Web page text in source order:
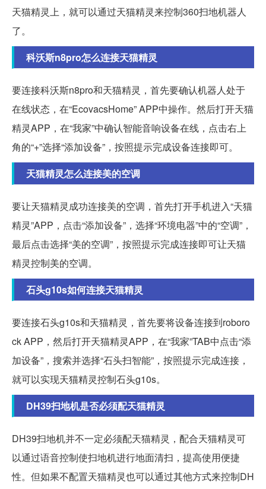
天猫精灵上，就可以通过天猫精灵来控制360扫地机器人
了。
科沃斯n8pro怎么连接天猫精灵
要连接科沃斯n8pro和天猫精灵，首先要确认机器人处于
在线状态，在“EcovacsHome” APP中操作。然后打开天猫
精灵APP，在“我家”中确认智能音响设备在线，点击右上
角的“+”选择“添加设备”，按照提示完成设备连接即可。
天猫精灵怎么连接美的空调
要让天猫精灵成功连接美的空调，首先打开手机进入“天猫
精灵”APP，点击“添加设备”，选择“环境电器”中的“空调”，
最后点击选择“美的空调”，按照提示完成连接即可让天猫
精灵控制美的空调。
石头g10s如何连接天猫精灵
要连接石头g10s和天猫精灵，首先要将设备连接到roboro
ck APP，然后打开天猫精灵APP，在“我家”TAB中点击“添
加设备”，搜索并选择“石头扫智能”，按照提示完成连接，
就可以实现天猫精灵控制石头g10s。
DH39扫地机是否必须配天猫精灵
DH39扫地机并不一定必须配天猫精灵，配合天猫精灵可
以通过语音控制使扫地机进行地面清扫，提高使用便捷
性。但如果不配置天猫精灵也可以通过其他方式来控制DH